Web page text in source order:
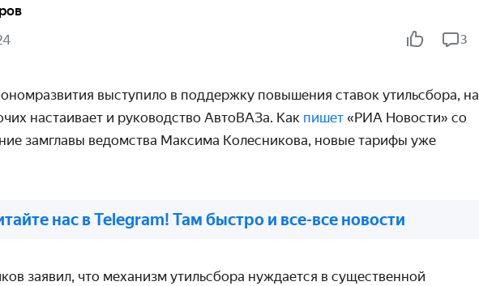
3
выступило в поддержку повышения ставок утильсбора, на
настаивает и руководство АвтоВАЗа. Как пишет «РИА Новости» со
замглавы ведомства Максима Колесникова, новые тарифы уже
нас в Telegram! Там быстро и все-все новости
заявил, что механизм утильсбора нуждается в существенной